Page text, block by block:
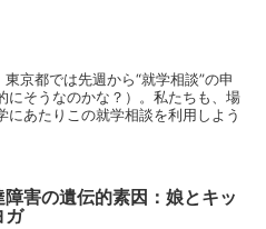
京都では先週から“就学相談”の申
にそうなのかな？）。私たちも、場
あたりこの就学相談を利用しよう
障害の遺伝的素因：娘とキッ
ガ